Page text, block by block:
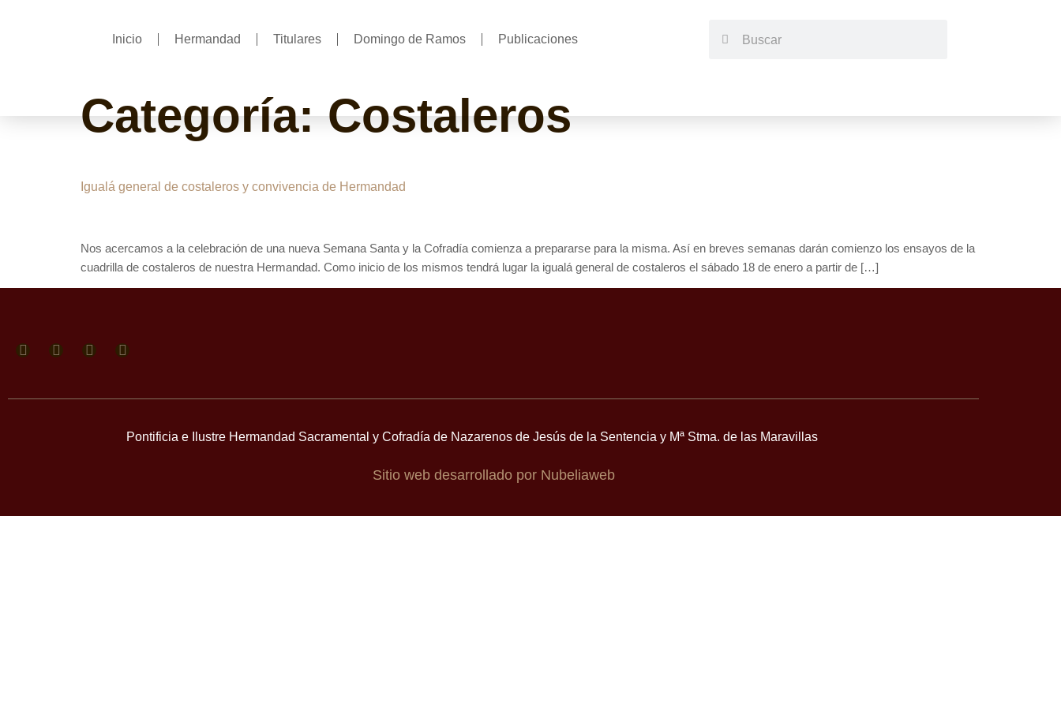
Inicio Hermandad Titulares Domingo de Ramos Publicaciones
Categoría:Costaleros
Igualá general de costaleros y convivencia de Hermandad
Nos acercamos a la celebración de una nueva Semana Santa y la Cofradía comienza a prepararse para la misma. Así en breves semanas darán comienzo los ensayos de la
cuadrilla de costaleros de nuestra Hermandad. Como inicio de los mismos tendrá lugar la igualá general de costaleros el sábado 18 de enero a partir de […]
Pontificia e Ilustre Hermandad Sacramental y Cofradía de Nazarenos de Jesús de la Sentencia y Mª Stma. de las Maravillas
Sitio web desarrollado por Nubeliaweb